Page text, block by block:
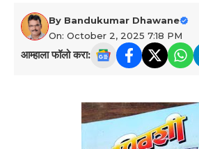
By Bandukumar Dhawane
On: October 2, 2025 7:18 PM
आम्हाला फॉलो करा: